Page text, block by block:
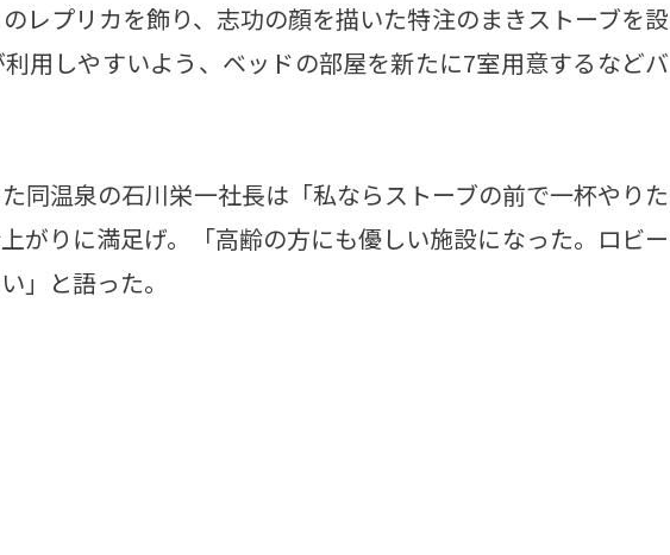
のレプリカを飾り、志功の顔を描いた特注のまきストーブを設
用しやすいよう、ベッドの部屋を新たに7室用意するなどバ
同温泉の石川栄一社長は「私ならストーブの前で一杯やりた
がりに満足げ。「高齢の方にも優しい施設になった。ロビー
」と語った。